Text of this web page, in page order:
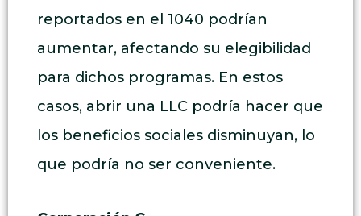
reportados en el 1040 podrían
aumentar, afectando su elegibilidad
para dichos programas. En estos
casos, abrir una LLC podría hacer que
los beneficios sociales disminuyan, lo
que podría no ser conveniente.